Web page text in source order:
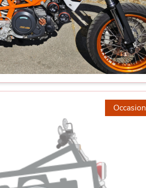
Occasion